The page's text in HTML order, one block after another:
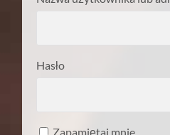
Hasło
Zapamiętaj mnie